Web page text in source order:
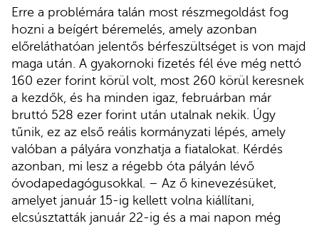
Erre a problémára talán most részmegoldást fog
hozni a beígért béremelés, amely azonban
előreláthatóan jelentős bérfeszültséget is von majd
maga után. A gyakornoki fizetés fél éve még nettó
160 ezer forint körül volt, most 260 körül keresnek
a kezdők, és ha minden igaz, februárban már
bruttó 528 ezer forint után utalnak nekik. Úgy
tűnik, ez az első reális kormányzati lépés, amely
valóban a pályára vonzhatja a fiatalokat. Kérdés
azonban, mi lesz a régebb óta pályán lévő
óvodapedagógusokkal. – Az ő kinevezésüket,
amelyet január 15-ig kellett volna kiállítani,
elcsúsztatták január 22-ig és a mai napon még